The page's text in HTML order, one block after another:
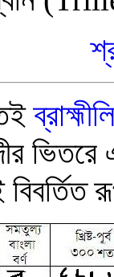
ভিতরে